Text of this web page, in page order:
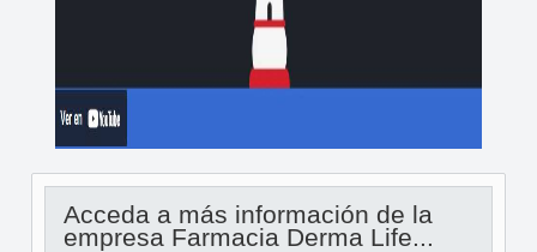
Acceda a más información de la
empresa Farmacia Derma Life...